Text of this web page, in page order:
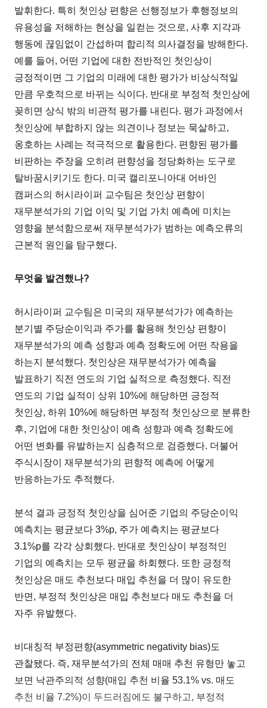
발휘한다. 특히 첫인상 편향은 선행정보가 후행정보의
유용성을 저해하는 현상을 일컫는 것으로, 사후 지각과
행동에 끊임없이 간섭하며 합리적 의사결정을 방해한다.
예를 들어, 어떤 기업에 대한 전반적인 첫인상이
긍정적이면 그 기업의 미래에 대한 평가가 비상식적일
만큼 우호적으로 바뀌는 식이다. 반대로 부정적 첫인상에
꽂히면 상식 밖의 비관적 평가를 내린다. 평가 과정에서
첫인상에 부합하지 않는 의견이나 정보는 묵살하고,
옹호하는 사례는 적극적으로 활용한다. 편향된 평가를
비판하는 주장을 오히려 편향성을 정당화하는 도구로
탈바꿈시키기도 한다. 미국 캘리포니아대 어바인
캠퍼스의 허시라이퍼 교수팀은 첫인상 편향이
재무분석가의 기업 이익 및 기업 가치 예측에 미치는
영향을 분석함으로써 재무분석가가 범하는 예측오류의
근본적 원인을 탐구했다.
무엇을 발견했나?
허시라이퍼 교수팀은 미국의 재무분석가가 예측하는
분기별 주당순이익과 주가를 활용해 첫인상 편향이
재무분석가의 예측 성향과 예측 정확도에 어떤 작용을
하는지 분석했다. 첫인상은 재무분석가가 예측을
발표하기 직전 연도의 기업 실적으로 측정했다. 직전
연도의 기업 실적이 상위 10%에 해당하면 긍정적
첫인상, 하위 10%에 해당하면 부정적 첫인상으로 분류한
후, 기업에 대한 첫인상이 예측 성향과 예측 정확도에
어떤 변화를 유발하는지 심층적으로 검증했다. 더불어
주식시장이 재무분석가의 편향적 예측에 어떻게
반응하는가도 추적했다.
분석 결과 긍정적 첫인상을 심어준 기업의 주당순이익
예측치는 평균보다 3%p, 주가 예측치는 평균보다
3.1%p를 각각 상회했다. 반대로 첫인상이 부정적인
기업의 예측치는 모두 평균을 하회했다. 또한 긍정적
첫인상은 매도 추천보다 매입 추천을 더 많이 유도한
반면, 부정적 첫인상은 매입 추천보다 매도 추천을 더
자주 유발했다.
비대칭적 부정편향(asymmetric negativity bias)도
관찰됐다. 즉, 재무분석가의 전체 매매 추천 유형만 놓고
보면 낙관주의적 성향(매입 추천 비율 53.1% vs. 매도
추천 비율 7.2%)이 두드러짐에도 불구하고, 부정적